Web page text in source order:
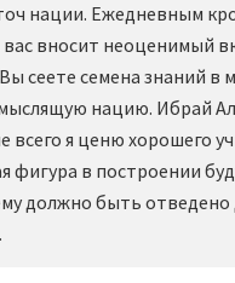
нации. Ежедневным
вносит неоценимый
сеете семена знаний в
нацию. Ибрай
всего я ценю хорошего
фигура в построении
должно быть отведено